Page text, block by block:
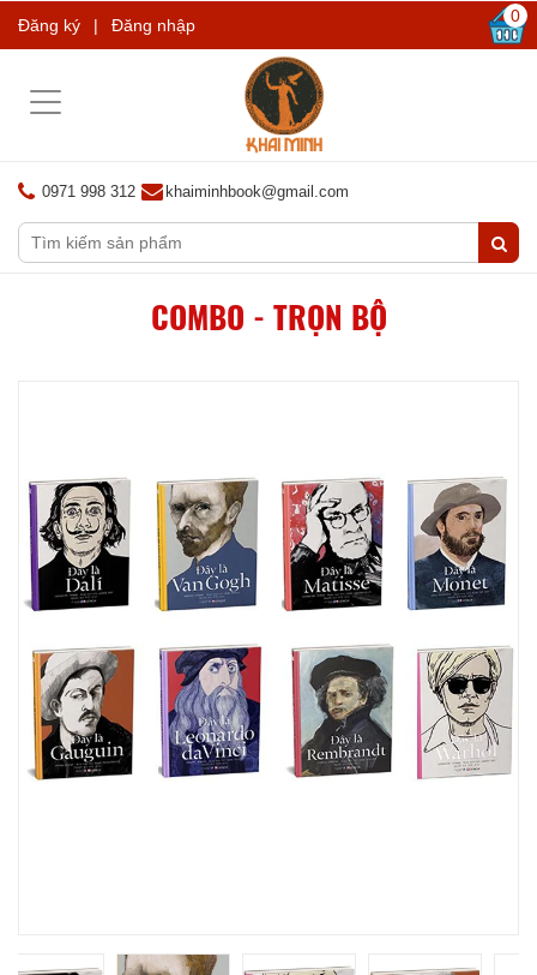
Đăng ký | Đăng nhập 0
Toggle
0971 998 312 khaiminhbook@gmail.com
COMBO - TRỌN BỘ